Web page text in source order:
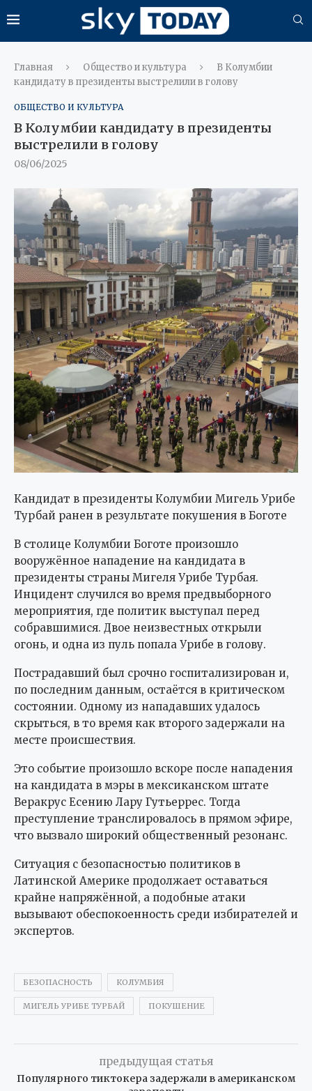
Главная Общество и культура
В Колумбии
кандидату в президенты выстрелили в голову
ОБЩЕСТВО И КУЛЬТУРА
В Колумбии кандидату в президенты
выстрелили в голову
08/06/2025
Кандидат в президенты Колумбии Мигель Урибе
Турбай ранен в результате покушения в Боготе
В столице Колумбии Боготе произошло
вооружённое нападение на кандидата в
президенты страны Мигеля Урибе Турбая.
Инцидент случился во время предвыборного
мероприятия, где политик выступал перед
собравшимися. Двое неизвестных открыли
огонь, и одна из пуль попала Урибе в голову.
Пострадавший был срочно госпитализирован и,
по последним данным, остаётся в критическом
состоянии. Одному из нападавших удалось
скрыться, в то время как второго задержали на
месте происшествия.
Это событие произошло вскоре после нападения
на кандидата в мэры в мексиканском штате
Веракрус Есению Лару Гутьеррес. Тогда
преступление транслировалось в прямом эфире,
что вызвало широкий общественный резонанс.
Ситуация с безопасностью политиков в
Латинской Америке продолжает оставаться
крайне напряжённой, а подобные атаки
вызывают обеспокоенность среди избирателей и
экспертов.
БЕЗОПАСНОСТЬ КОЛУМБИЯ
МИГЕЛЬ УРИБЕ ТУРБАЙ ПОКУШЕНИЕ
предыдущая статья
Популярного тиктокера задержали в американском